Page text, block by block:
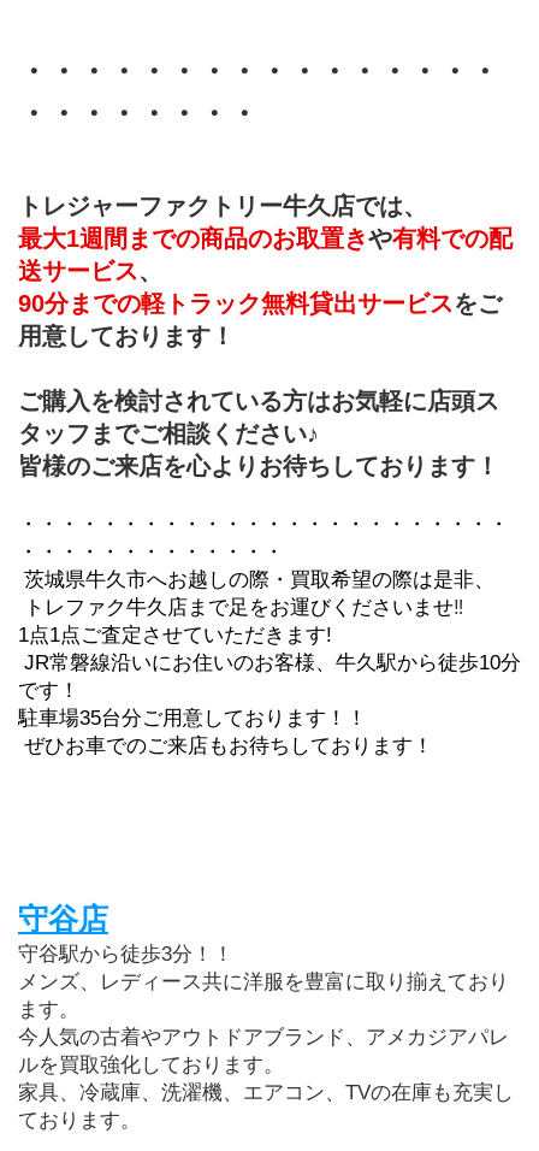
・・・・・・・・・・・・・・・・
・・・・・・・・
トレジャーファクトリー牛久店では、
最大1週間までの商品のお取置きや有料での配
送サービス、
90分までの軽トラック無料貸出サービスをご
用意しております！
ご購入を検討されている方はお気軽に店頭ス
タッフまでご相談ください♪
皆様のご来店を心よりお待ちしております！
・・・・・・・・・・・・・・・・・・・・・・・・
・・・・・・・・・・・・・
茨城県牛久市へお越しの際・買取希望の際は是非、
トレファク牛久店まで足をお運びくださいませ‼
1点1点ご査定させていただきます!
です！
駐車場35台分ご用意しております！！
ぜひお車でのご来店もお待ちしております！
守谷店
守谷駅から徒歩3分！！
メンズ、レディース共に洋服を豊富に取り揃えており
ます。
今人気の古着やアウトドアブランド、アメカジアパレ
ルを買取強化しております。
家具、冷蔵庫、洗濯機、エアコン、TVの在庫も充実し
ております。